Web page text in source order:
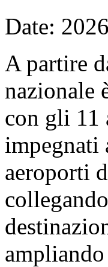
Date:
A partire
nazionale
con gli 11
impegnati
aeroporti